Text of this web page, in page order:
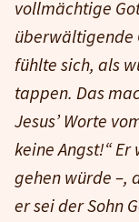
vollmächtige
überwältigende
fühlte sich, als
tappen. Das
Jesus’ Worte
keine Angst!“ Er
gehen würde –,
er sei der Sohn